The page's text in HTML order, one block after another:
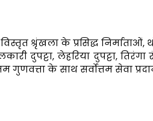
श्रृंखला के प्रसिद्ध
दुपट्टा, लेहरिया दुपट्टा,
गुणवत्ता के साथ सर्वोत्तम सेवा